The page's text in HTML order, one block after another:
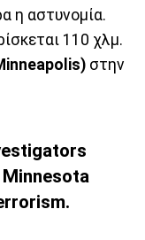
η αστυνομία.
110 χλμ.
στην